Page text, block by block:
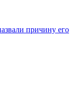
причину его